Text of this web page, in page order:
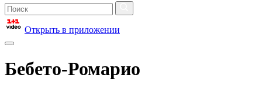
Открыть в приложении
Бебето-Ромарио